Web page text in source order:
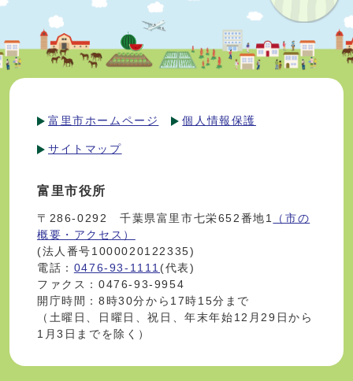
富里市ホームページ 個人情報保護
サイトマップ
富里市役所
〒286-0292 千葉県富里市七栄652番地1
（市の
概要・アクセス）
(法人番号1000020122335)
電話： 0476-93-1111 (代表)
ファクス：0476-93-9954
開庁時間：8時30分から17時15分まで
（土曜日、日曜日、祝日、年末年始12月29日から
1月3日までを除く）